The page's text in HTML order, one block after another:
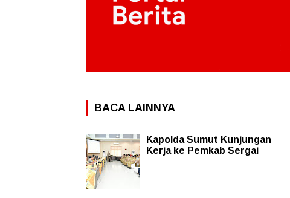
BACA LAINNYA
Kapolda Sumut Kunjungan
Kerja ke Pemkab Sergai